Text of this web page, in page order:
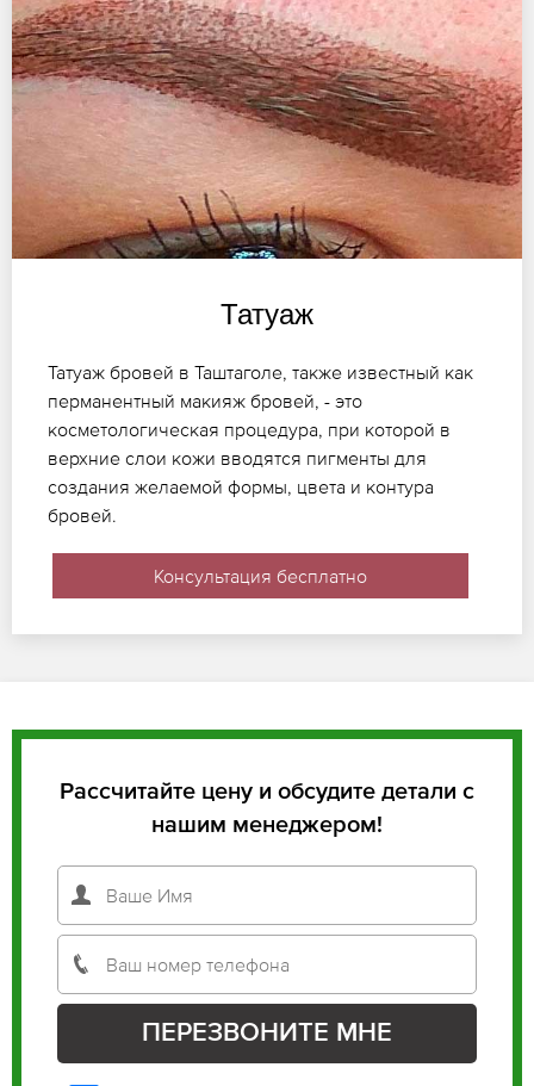
Татуаж
Татуаж бровей в Таштаголе, также известный как
перманентный макияж бровей, - это
косметологическая процедура, при которой в
верхние слои кожи вводятся пигменты для
создания желаемой формы, цвета и контура
бровей.
Консультация бесплатно
Рассчитайте цену и обсудите детали с
нашим менеджером!